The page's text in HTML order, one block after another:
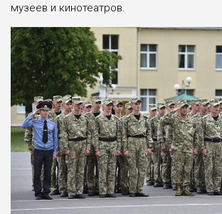
музеев и кинотеатров.